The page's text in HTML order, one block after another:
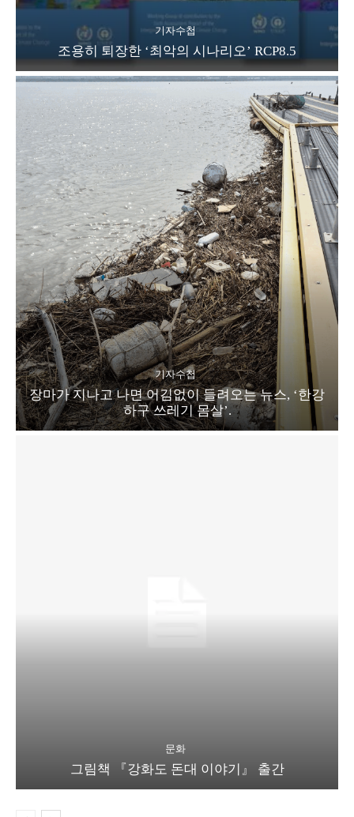
기자수첩
조용히 퇴장한 ‘최악의 시나리오’ RCP8.5
기자수첩
장마가 지나고 나면 어김없이 들려오는 뉴스, ‘한강
하구 쓰레기 몸살’.
문화
그림책 『강화도 돈대 이야기』 출간